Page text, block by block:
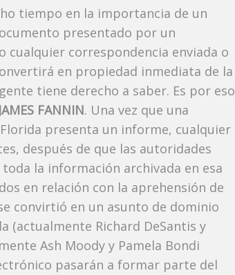
tiempo en la importancia de un
presentado por un
correspondencia enviada o
en propiedad inmediata de la
tiene derecho a saber. Es por eso
FANNIN. Una vez que una
presenta un informe, cualquier
después de que las autoridades
toda la información archivada en esa
en relación con la aprehensión de
convirtió en un asunto de dominio
(actualmente Richard DeSantis y
Ash Moody y Pamela Bondi
pasarán a formar parte del